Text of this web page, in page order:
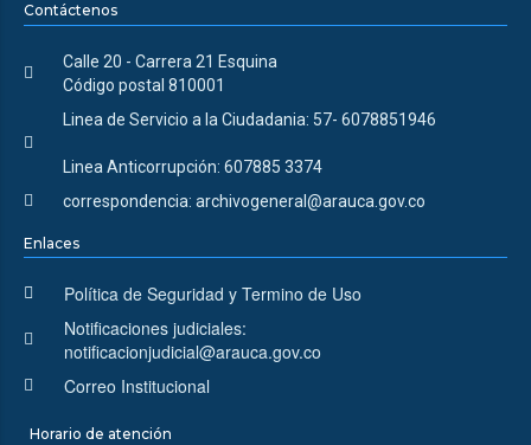
Contáctenos
Calle 20 - Carrera 21 Esquina
Código postal 810001
Linea de Servicio a la Ciudadania: 57- 6078851946
Linea Anticorrupción: 607885 3374
correspondencia: archivogeneral@arauca.gov.co
Enlaces
Política de Seguridad y Termino de Uso
Notificaciones judiciales:
notificacionjudicial@arauca.gov.co
Correo Institucional
Horario de atención